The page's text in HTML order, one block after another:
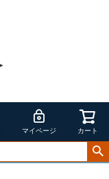
マイページ カート